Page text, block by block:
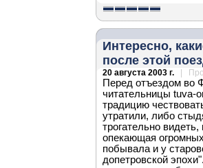
Интересно,
после этой
20 августа 2003 г. |
Перед отъездом во
читательницы tuva-
традицию
утратили, либо
трогательно
опекающая
побывала и у
допетровской